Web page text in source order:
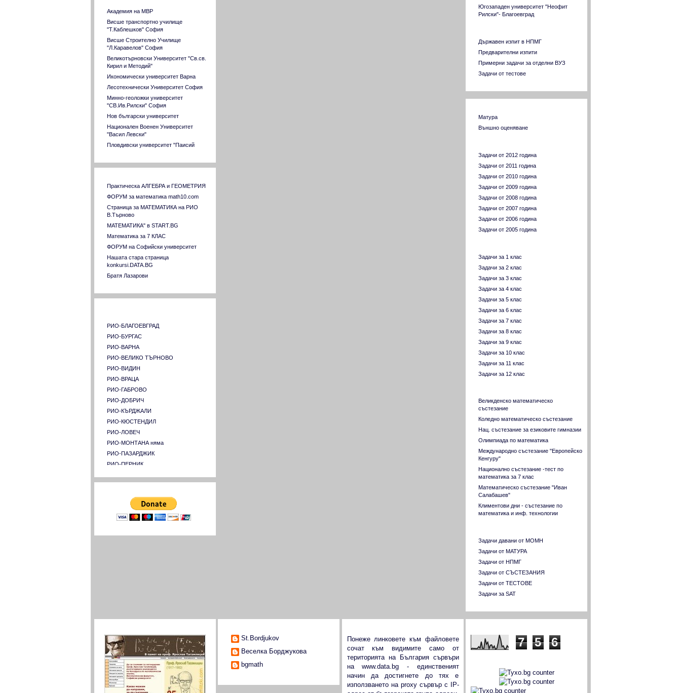
ПЛАНИМЕТРИЯ са популярни
век. В болшинството случаи, с
практически доказателства, че
напълно излишни. Такива неща
Академия на МВР
Висше транспортно училище
"Т.Каблешков" София
Висше Строително Училище
"Л.Каравелов" София
Великотърновски Университет "Св.св.
Кирил и Методий"
Икономически университет Варна
Лесотехнически Университет София
Минно-геоложки университет
"СВ.Ив.Рилски" София
Нов български университет
Национален Военен Университет
"Васил Левски"
Пловдивски университет "Паисий
Русенски университет "Ангел Кънчев"
Свищов
Тракийски университет Стара Загора
стопанство
строителство и геодезия
Шуменски университет "Константин
Преславски"
Югозападен университет "Неофит
Златаров" - Бургас
Аграрен университет - Пловдив
Практическа АЛГЕБРА и ГЕОМЕТРИЯ
ФОРУМ за математика math10.com
Страница за МАТЕМАТИКА на РИО
В.Търново
МАТЕМАТИКА" в START.BG
Математика за 7 КЛАС
ФОРУМ на Софийски университет
Нашата стара страница
konkursi.DATA.BG
Братя Лазарови
РИО-БЛАГОЕВГРАД
РИО-БУРГАС
РИО-ВАРНА
РИО-ВЕЛИКО ТЪРНОВО
РИО-ВИДИН
РИО-ВРАЦА
РИО-ГАБРОВО
РИО-ДОБРИЧ
РИО-КЪРДЖАЛИ
РИО-КЮСТЕНДИЛ
РИО-ЛОВЕЧ
РИО-МОНТАНА няма
РИО-ПАЗАРДЖИК
РИО-ПЕРНИК
РИО-РАЗГРАД няма
РИО-РУСЕ
РИО-СЛИВЕН
Страници на РИО според МОН
Югозападен университет "Неофит
Рилски"- Благоевград
Държавен изпит в НПМГ
Предварителни изпити
Примерни задачи за отделни ВУЗ
Задачи от тестове
Матура
Външно оценяване
Задачи от 2012 година
Задачи от 2011 година
Задачи от 2010 година
Задачи от 2009 година
Задачи от 2008 година
Задачи от 2007 година
Задачи от 2006 година
Задачи от 2005 година
Задачи за 1 клас
Задачи за 2 клас
Задачи за 3 клас
Задачи за 4 клас
Задачи за 5 клас
Задачи за 6 клас
Задачи за 7 клас
Задачи за 8 клас
Задачи за 9 клас
Задачи за 10 клас
Задачи за 11 клас
Задачи за 12 клас
Великденско математическо
състезание
Коледно математическо състезание
Нац. състезание за езиковите гимназии
Олимпиада по математика
Международно състезание "Европейско
Кенгуру"
Национално състезание -тест по
математика за 7 клас
Математическо състезание "Иван
Салабашев"
Климентови дни - състезание по
математика и инф. технологии
Задачи давани от МОМН
Задачи от МАТУРА
Задачи от НПМГ
Задачи от СЪСТЕЗАНИЯ
Задачи от ТЕСТОВЕ
Задачи за SAT
St.Bordjukov
Веселка Борджукова
bgmath
Понеже линковете към файловете
сочат към видимите само от
територията на България сървъри
наwww.data.bg - единственият
начин да достигнете до тях е
използването на proxy сървър с IP-
7 5 6